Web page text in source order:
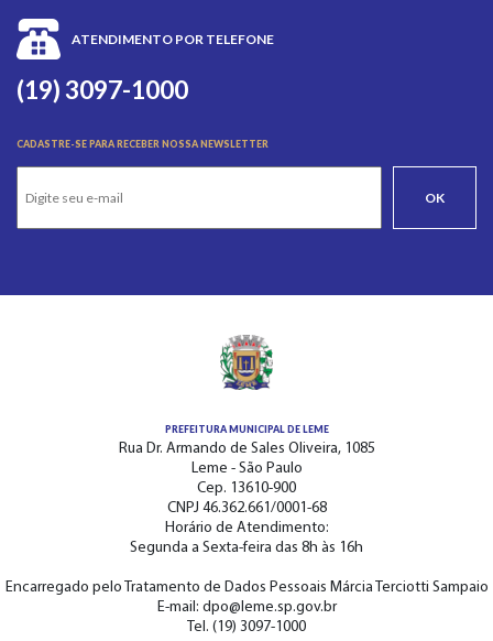
ATENDIMENTO POR TELEFONE
(19) 3097-1000
CADASTRE-SE PARA RECEBER NOSSA NEWSLETTER
OK
PREFEITURA MUNICIPAL DE LEME
Rua Dr. Armando de Sales Oliveira, 1085
Leme - São Paulo
Cep. 13610-900
CNPJ 46.362.661/0001-68
Horário de Atendimento:
Segunda a Sexta-feira das 8h às 16h
Encarregado pelo Tratamento de Dados Pessoais Márcia Terciotti Sampaio
E-mail: dpo@leme.sp.gov.br
Tel. (19) 3097-1000